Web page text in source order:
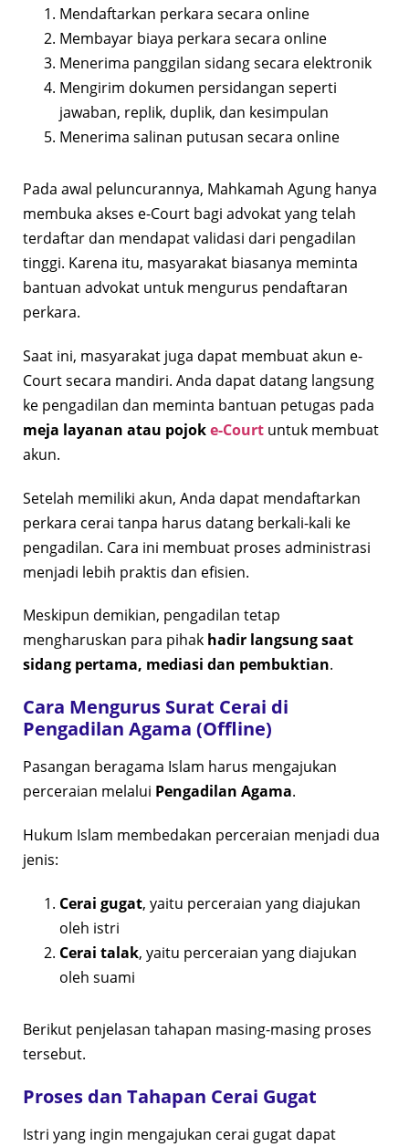
Mendaftarkan perkara secara online
Membayar biaya perkara secara online
Menerima panggilan sidang secara elektronik
Mengirim dokumen persidangan seperti
jawaban, replik, duplik, dan kesimpulan
Menerima salinan putusan secara online
Pada awal peluncurannya, Mahkamah Agung hanya
membuka akses e-Court bagi advokat yang telah
terdaftar dan mendapat validasi dari pengadilan
tinggi. Karena itu, masyarakat biasanya meminta
bantuan advokat untuk mengurus pendaftaran
perkara.
Saat ini, masyarakat juga dapat membuat akun e-
Court secara mandiri. Anda dapat datang langsung
ke pengadilan dan meminta bantuan petugas pada
meja layanan atau pojoke-Court untuk membuat
akun.
Setelah memiliki akun, Anda dapat mendaftarkan
perkara cerai tanpa harus datang berkali-kali ke
pengadilan. Cara ini membuat proses administrasi
menjadi lebih praktis dan efisien.
Meskipun demikian, pengadilan tetap
mengharuskan para pihak hadir langsung saat
sidang pertama, mediasi dan pembuktian.
Cara Mengurus Surat Cerai di
Pengadilan Agama (Offline)
Pasangan beragama Islam harus mengajukan
perceraian melalui Pengadilan Agama.
Hukum Islam membedakan perceraian menjadi dua
jenis:
Cerai gugat, yaitu perceraian yang diajukan
oleh istri
Cerai talak, yaitu perceraian yang diajukan
oleh suami
Berikut penjelasan tahapan masing-masing proses
tersebut.
Proses dan Tahapan Cerai Gugat
Istri yang ingin mengajukan cerai gugat dapat